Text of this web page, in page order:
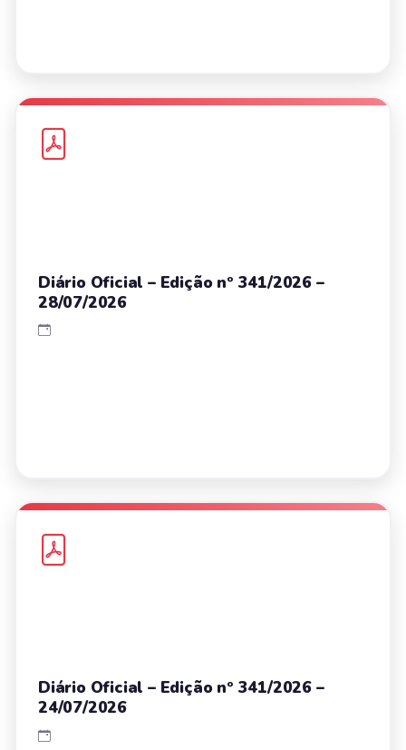
Diário Oficial – Edição nº 341/2026 –
28/07/2026
Diário Oficial – Edição nº 341/2026 –
24/07/2026